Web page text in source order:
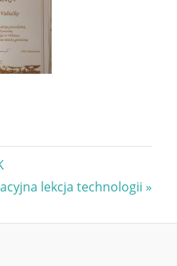
lekcja technologii